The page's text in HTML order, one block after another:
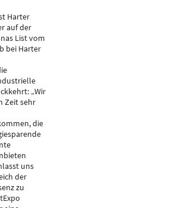
Harter
auf der
List vom
bei Harter
„Wir
Zeit sehr
die
uns
der
zu